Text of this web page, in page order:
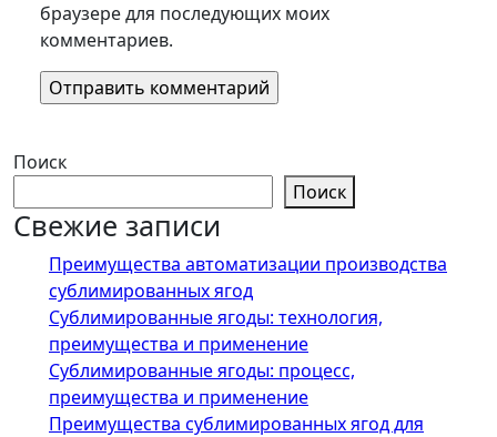
браузере для последующих моих
комментариев.
Поиск
Поиск
Свежие записи
Преимущества автоматизации производства
сублимированных ягод
Сублимированные ягоды: технология,
преимущества и применение
Сублимированные ягоды: процесс,
преимущества и применение
Преимущества сублимированных ягод для